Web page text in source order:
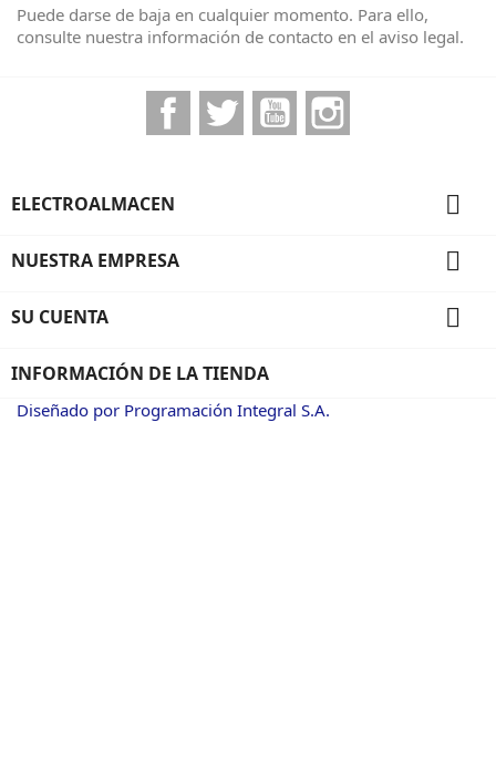
Puede darse de baja en cualquier momento. Para ello,
consulte nuestra información de contacto en el aviso legal.
FacebookTwitter YouTube
ELECTROALMACEN 
NUESTRA EMPRESA 
SU CUENTA 
INFORMACIÓN DE LA TIENDA
Diseñado por Programación Integral S.A.